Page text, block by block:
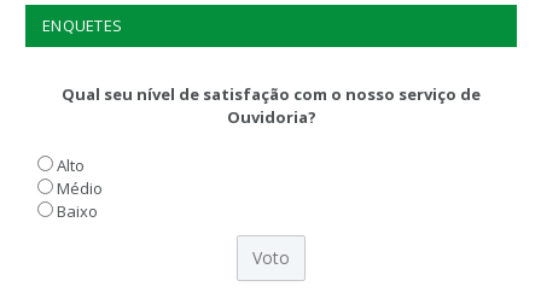
ENQUETES
Qual seu nível de satisfação com o nosso serviço de
Ouvidoria?
Alto
Médio
Baixo